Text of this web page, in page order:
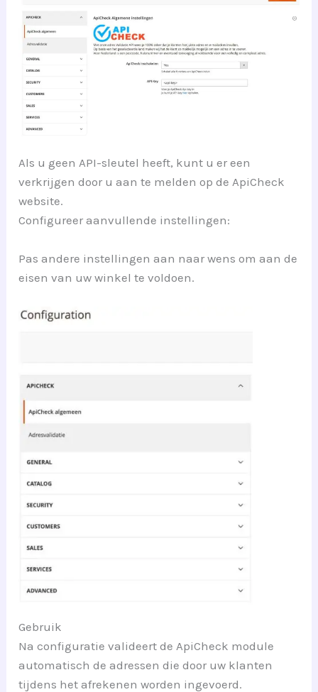
Als u geen API-sleutel heeft, kunt u er een
verkrijgen door u aan te melden op de ApiCheck
website.
Configureer aanvullende instellingen:
Pas andere instellingen aan naar wens om aan de
eisen van uw winkel te voldoen.
Gebruik
Na configuratie valideert de ApiCheck module
automatisch de adressen die door uw klanten
tijdens het afrekenen worden ingevoerd.